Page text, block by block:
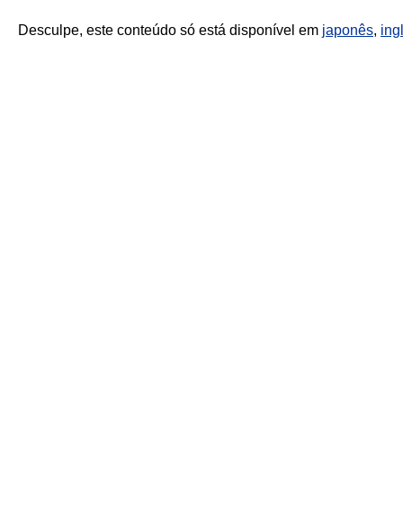
Desculpe, este conteúdo só está disponível em japonês,